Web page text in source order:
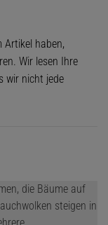
Artikel haben,
Wir lesen Ihre
wir nicht jede